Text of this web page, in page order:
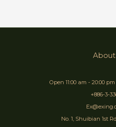
About
Open 11:00 am - 20:00
+886-3-
No. 1, Shuibian 1st